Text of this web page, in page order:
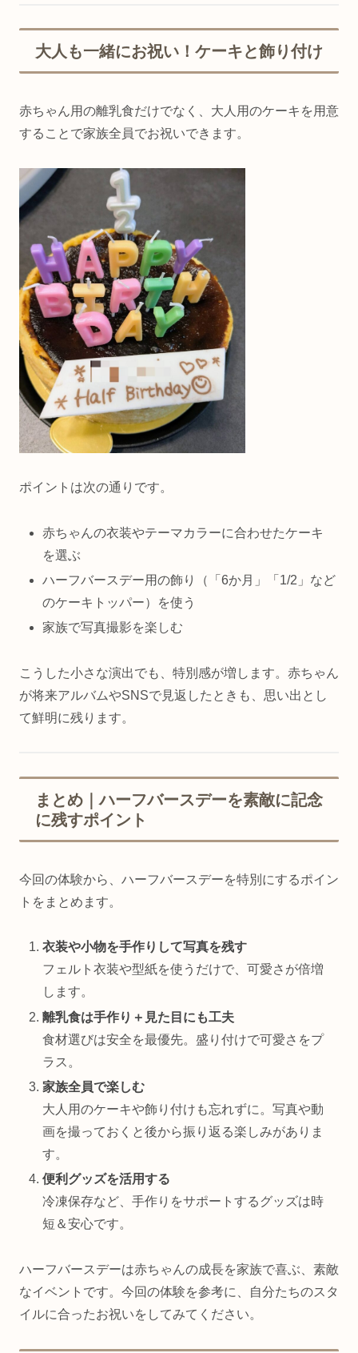
大人も一緒にお祝い！ケーキと飾り付け
赤ちゃん用の離乳食だけでなく、大人用のケーキを用意
することで家族全員でお祝いできます。
ポイントは次の通りです。
赤ちゃんの衣装やテーマカラーに合わせたケーキ
を選ぶ
ハーフバースデー用の飾り（「6か月」「1/2」など
のケーキトッパー）を使う
家族で写真撮影を楽しむ
こうした小さな演出でも、特別感が増します。赤ちゃん
が将来アルバムやSNSで見返したときも、思い出とし
て鮮明に残ります。
まとめ｜ハーフバースデーを素敵に記念
に残すポイント
今回の体験から、ハーフバースデーを特別にするポイン
トをまとめます。
衣装や小物を手作りして写真を残す
フェルト衣装や型紙を使うだけで、可愛さが倍増
します。
離乳食は手作り＋見た目にも工夫
食材選びは安全を最優先。盛り付けで可愛さをプ
ラス。
家族全員で楽しむ
大人用のケーキや飾り付けも忘れずに。写真や動
画を撮っておくと後から振り返る楽しみがありま
す。
便利グッズを活用する
冷凍保存など、手作りをサポートするグッズは時
短＆安心です。
ハーフバースデーは赤ちゃんの成長を家族で喜ぶ、素敵
なイベントです。今回の体験を参考に、自分たちのスタ
イルに合ったお祝いをしてみてください。